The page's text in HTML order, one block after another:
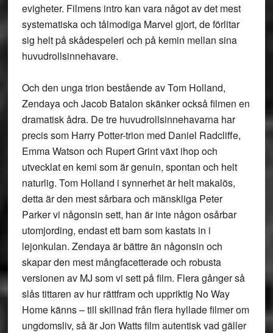
evigheter. Filmens intro kan vara något av det mest
systematiska och tålmodiga Marvel gjort, de förlitar
sig helt på skådespeleri och på kemin mellan sina
huvudrollsinnehavare.
Och den unga trion bestående av Tom Holland,
Zendaya och Jacob Batalon skänker också filmen en
dramatisk ådra. De tre huvudrollsinnehavarna har
precis som Harry Potter-trion med Daniel Radcliffe,
Emma Watson och Rupert Grint växt ihop och
utvecklat en kemi som är genuin, spontan och helt
naturlig. Tom Holland i synnerhet är helt makalös,
detta är den mest sårbara och mänskliga Peter
Parker vi någonsin sett, han är inte någon osårbar
utomjording, endast ett barn som kastats in i
lejonkulan. Zendaya är bättre än någonsin och
skapar den mest mångfacetterade och robusta
versionen av MJ som vi sett på film. Flera gånger så
slås tittaren av hur rättfram och uppriktig No Way
Home känns – till skillnad från flera hyllade filmer om
ungdomsliv, så är Jon Watts film autentisk vad gäller